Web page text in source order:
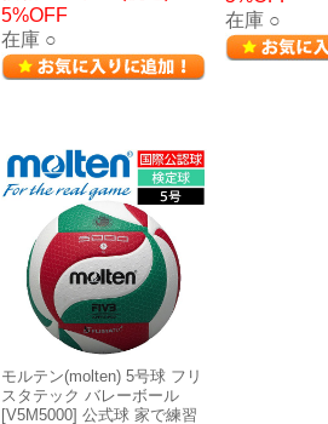
5%OFF
在庫 ○
在庫 ○
モルテン(molten) 5号球 フリ
スタテック バレーボール
[V5M5000] 公式球 家で練習